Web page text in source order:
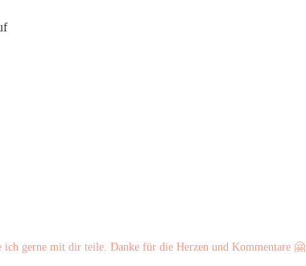
gerne mit dir teile. Danke für die Herzen und Kommentare 🤗